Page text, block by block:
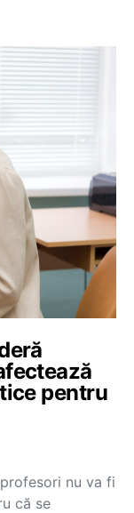
pentru
nu va fi
că se